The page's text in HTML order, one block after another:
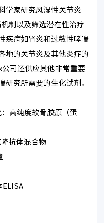
学家研究风湿性关节炎
制以及筛选潜在性治疗
疾病如肾炎和过敏性哮喘
地的关节炎及其他炎症的
司还供应其他非常重要
研究所需要的生化试剂。
高纯度软骨胶原（蛋
抗体混合物
ELISA